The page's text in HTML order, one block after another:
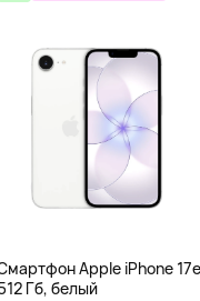
Apple iPhone 17e
Гб, белый